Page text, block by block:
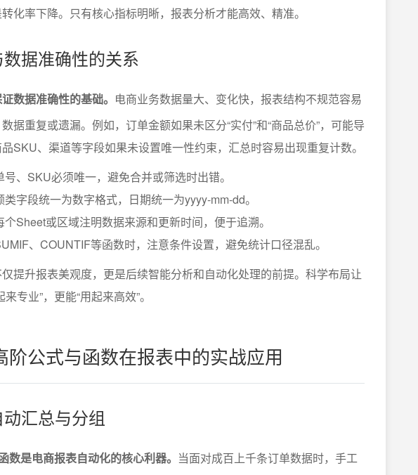
化率下降。只有核心指标明晰，报表分析才能高效、精准。
据准确性的关系
数据准确性的基础。 电商业务数据量大、变化快，报表结构不规范容易
据重复或遗漏。例如，订单金额如果未区分“实付”和“商品总价”，可能导
SKU、渠道等字段如果未设置唯一性约束，汇总时容易出现重复计数。
、SKU必须唯一，避免合并或筛选时出错。
字段统一为数字格式，日期统一为yyyy-mm-dd。
Sheet或区域注明数据来源和更新时间，便于追溯。
、COUNTIF等函数时，注意条件设置，避免统计口径混乱。
提升报表美观度，更是后续智能分析和自动化处理的前提。科学布局让
专业”，更能“用起来高效”。
阶公式与函数在报表中的实战应用
汇总与分组
数是电商报表自动化的核心利器。 当面对成百上千条订单数据时，手工